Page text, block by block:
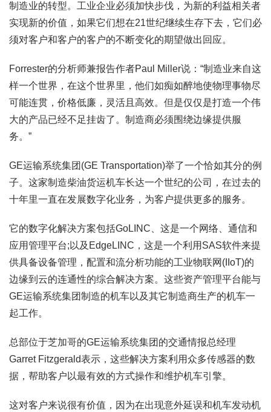
制造业的转型。工业企业必须加快步伐，为新的利益相关者
实现新的价值，如果它们想在21世纪继续生存下去，它们必
须对客户和客户的客户的不断变化的期望做出回应。
Forrester的分析师兼报告作者Paul Miller说：“制造业来自这
样一个世界，在这个世界里，他们如痴如醉地使物理事物尽
可能连贯，价格低廉，灵活且高效。但是仅仅是打造一个伟
大的产品已经不足挂齿了。制造商必须围绕边缘提供服
务。”
GE运输系统集团(GE Transportation)举了一个恰如其分的例
子。这家制造柴油货运机车长达一个世纪的公司，在过去的
十年里一直在发展数字化业务，为客户提供更多的服务。
它的数字化解决方案包括GoLINC、这是一个网络、通信和
应用管理平台;以及EdgeLINC，这是一个利用SAS软件来提
供具备设备管理，配置和流分析功能的工业物联网(IIoT)的
边缘到云的连通性的综合解决方案。这些资产管理平台能与
GE运输系统集团制造的机车以及其它制造商生产的机车一
起工作。
总部位于芝加哥的GE运输系统集团的交通情报总经理
Garret Fitzgerald表示，这些解决方案利用众多传感器的数
据，帮助客户以最有效的方式操作和维护机车引擎。
这对客户来说很有价值，因为在出现意外延误和机车发动机